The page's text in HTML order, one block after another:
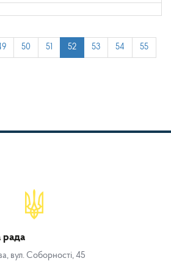
50 51 52 53 54 55
рада
вул. Соборності, 45